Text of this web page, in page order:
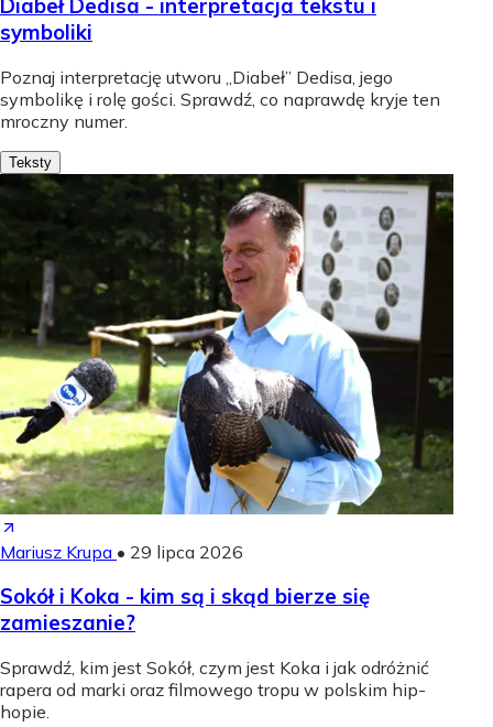
Diabeł Dedisa - interpretacja tekstu i
symboliki
Poznaj interpretację utworu „Diabeł” Dedisa, jego
symbolikę i rolę gości. Sprawdź, co naprawdę kryje ten
mroczny numer.
Teksty
Mariusz Krupa • 29 lipca 2026
Sokół i Koka - kim są i skąd bierze się
zamieszanie?
Sprawdź, kim jest Sokół, czym jest Koka i jak odróżnić
rapera od marki oraz filmowego tropu w polskim hip-
hopie.